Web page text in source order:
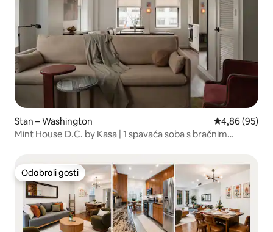
Stan – Washington Prosječna
4,86 (95)
Mint House D.C. by Kasa | 1 spavaća soba s bračnim
Odabrali gosti
Odabrali gosti